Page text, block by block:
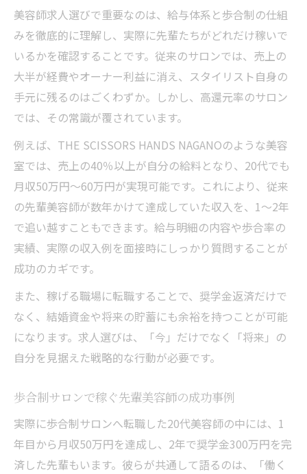
美容師求人選びで重要なのは、給与体系と歩合制の仕組
みを徹底的に理解し、実際に先輩たちがどれだけ稼いで
いるかを確認することです。従来のサロンでは、売上の
大半が経費やオーナー利益に消え、スタイリスト自身の
手元に残るのはごくわずか。しかし、高還元率のサロン
では、その常識が覆されています。
例えば、THE SCISSORS HANDS NAGANOのような美容
室では、売上の40％以上が自分の給料となり、20代でも
月収50万円〜60万円が実現可能です。これにより、従来
の先輩美容師が数年かけて達成していた収入を、1〜2年
で追い越すこともできます。給与明細の内容や歩合率の
実績、実際の収入例を面接時にしっかり質問することが
成功のカギです。
また、稼げる職場に転職することで、奨学金返済だけで
なく、結婚資金や将来の貯蓄にも余裕を持つことが可能
になります。求人選びは、「今」だけでなく「将来」の
自分を見据えた戦略的な行動が必要です。
歩合制サロンで稼ぐ先輩美容師の成功事例
実際に歩合制サロンへ転職した20代美容師の中には、1
年目から月収50万円を達成し、2年で奨学金300万円を完
済した先輩もいます。彼らが共通して語るのは、「働く